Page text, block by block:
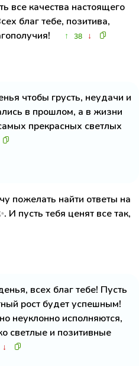
все качества настоящего
благ тебе, позитива,
↑ 38 ↓
чтобы грусть, неудачи и
в прошлом, а в жизни
прекрасных светлых
пожелать найти ответы на
И пусть тебя ценят все так,
всех благ тебе! Пусть
рост будет успешным!
неуклонно исполняются,
светлые и позитивные
↓